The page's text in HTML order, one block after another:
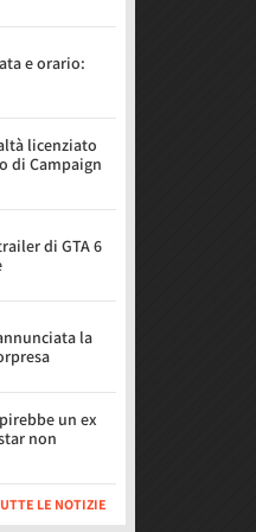
e orario:
licenziato
di Campaign
di GTA 6
la
un ex
non
LE NOTIZIE